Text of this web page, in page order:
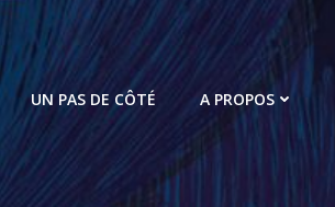
UN PAS DE CÔTÉ A PROPOS